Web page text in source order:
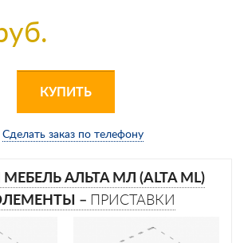
КУПИТЬ
Сделать заказ по телефону
АЛЬТА МЛ (ALTA ML)
– ПРИСТАВКИ